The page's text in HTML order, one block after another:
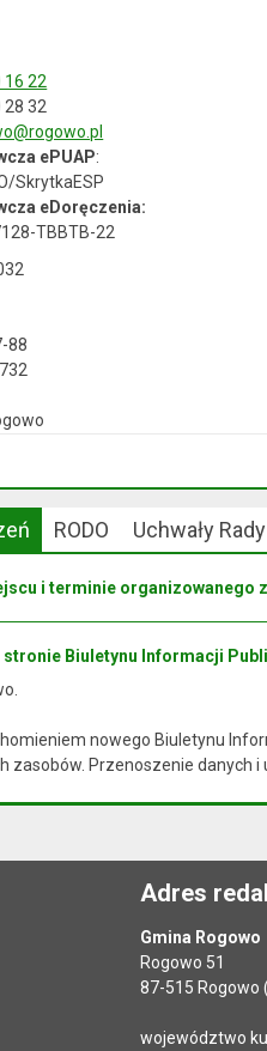
16 22
28 32
ePUAP:
SkrytkaESP
eDoręczenia:
TBBTB-22
88
RODO Uchwały
i terminie organizowanego
stronie Biuletynu Informacji
nowego Biuletynu
zasobów. Przenoszenie danych i
Adres
Gmina Rogowo
Rogowo 51
87-515 Rogowo
województwo